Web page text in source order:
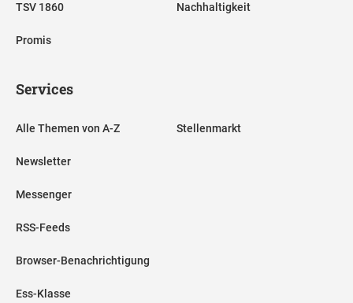
TSV 1860
Promis
Nachhaltigkeit
Services
Alle Themen von A-Z
Newsletter
Messenger
RSS-Feeds
Browser-Benachrichtigung
Ess-Klasse
Stellenmarkt